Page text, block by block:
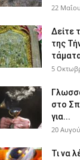
22
Δείτε
της
5
στο
για...
20
Τι να